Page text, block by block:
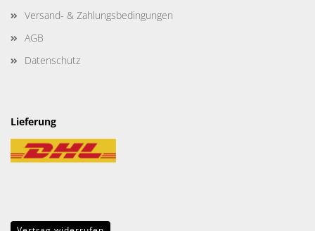
Versand- & Zahlungsbedingungen
AGB
Datenschutz
Lieferung